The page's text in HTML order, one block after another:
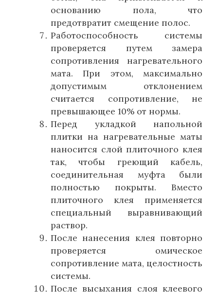
основанию пола, что
предотвратит смещение полос.
Работоспособность системы
проверяется путем замера
сопротивления нагревательного
мата. При этом, максимально
допустимым отклонением
считается сопротивление, не
превышающее 10% от нормы.
Перед укладкой напольной
плитки на нагревательные маты
наносится слой плиточного клея
так, чтобы греющий кабель,
соединительная муфта были
полностью покрыты. Вместо
плиточного клея применяется
специальный выравнивающий
раствор.
После нанесения клея повторно
проверяется омическое
сопротивление мата, целостность
системы.
После высыхания слоя клеевого